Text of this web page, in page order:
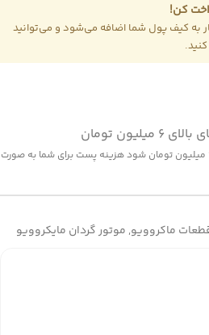
کن!
به کیف پول شما اضافه می‌شود و می‌توانید
تومان
چنان چه جمع صورت حساب شما بالای 6 میلیون تومان شود هزینه پست برای شما به صورت
ماکروویو, موتور گردان مایکروویو